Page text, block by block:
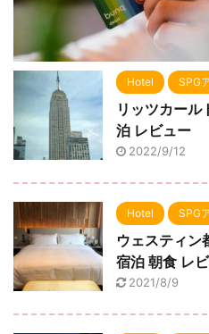
Hotel SPG
リッツカール
泊 レビュー
2022/9/12
Hotel SPG
ウェスティン
宿泊 朝食 レ
2021/8/9